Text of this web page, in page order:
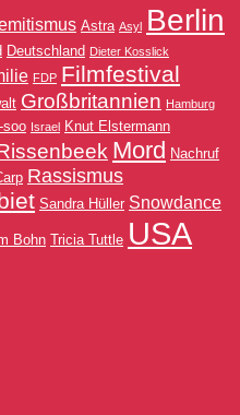
Astra Asyl Berlin
Deutschland Dieter Kosslick
FDP Filmfestival
Großbritannien Hamburg
soo Israel Knut Elstermann
Mord Nachruf
Rassismus
Sandra Hüller Snowdance
Bohn Tricia Tuttle USA